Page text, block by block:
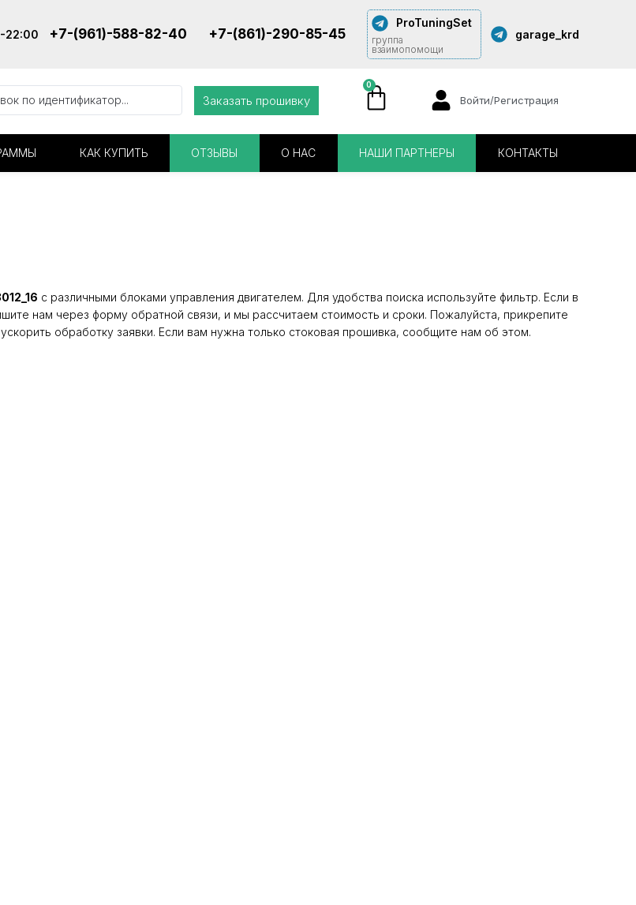
22:00 +7-(961)-588-82-40 +7-(861)-290-85-45
ProTuningSet
группа
взаимопомощи
garage_krd
Заказать прошивку
0
Войти/Регистрация
КАК КУПИТЬ ОТЗЫВЫ О НАС НАШИ ПАРТНЕРЫ КОНТАКТЫ
с различными блоками управления двигателем. Для удобства поиска используйте фильтр. Если в
нам через форму обратной связи, и мы рассчитаем стоимость и сроки. Пожалуйста, прикрепите
обработку заявки. Если вам нужна только стоковая прошивка, сообщите нам об этом.